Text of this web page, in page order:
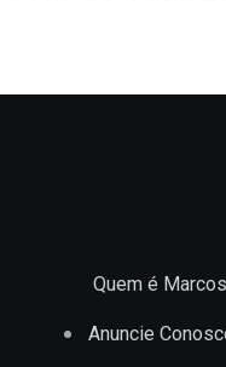
Quem é
Anuncie